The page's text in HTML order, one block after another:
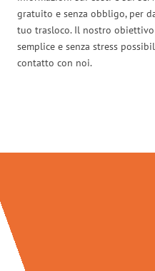
gratuito e senza obbligo, per
tuo trasloco. Il nostro
semplice e senza stress
contatto con noi.